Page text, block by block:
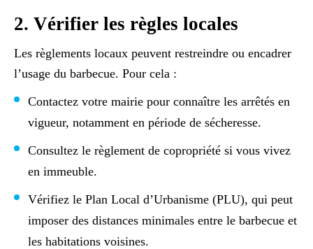
2. Vérifier les règles locales
Les règlements locaux peuvent restreindre ou encadrer
l’usage du barbecue. Pour cela :
Contactez votre mairie pour connaître les arrêtés en
vigueur, notamment en période de sécheresse.
Consultez le règlement de copropriété si vous vivez
en immeuble.
Vérifiez le Plan Local d’Urbanisme (PLU), qui peut
imposer des distances minimales entre le barbecue et
les habitations voisines.